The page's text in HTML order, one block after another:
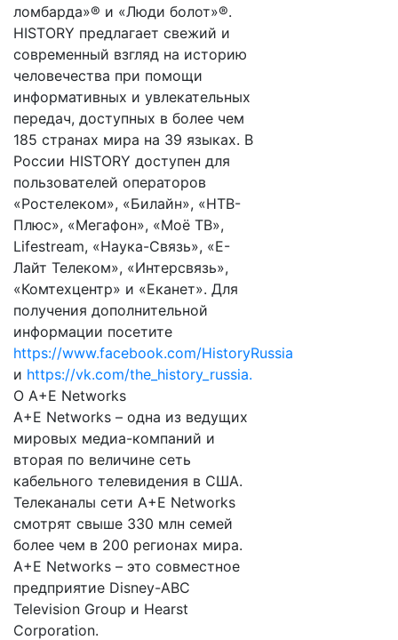
ломбарда»® и «Люди болот»®.
HISTORY предлагает свежий и
современный взгляд на историю
человечества при помощи
информативных и увлекательных
передач, доступных в более чем
185 странах мира на 39 языках. В
России HISTORY доступен для
пользователей операторов
«Ростелеком», «Билайн», «НТВ-
Плюс», «Мегафон», «Моё ТВ»,
Lifestream, «Наука-Связь», «Е-
Лайт Телеком», «Интерсвязь»,
«Комтехцентр» и «Еканет». Для
получения дополнительной
информации посетите
https://www.facebook.com/HistoryRussia
и https://vk.com/the_history_russia.
O A+E Networks
A+E Networks – одна из ведущих
мировых медиа-компаний и
вторая по величине сеть
кабельного телевидения в США.
Телеканалы сети A+E Networks
смотрят свыше 330 млн семей
более чем в 200 регионах мира.
A+E Networks – это совместное
предприятие Disney-ABC
Television Group и Hearst
Corporation.